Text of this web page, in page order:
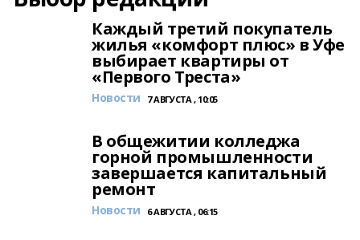
Каждый третий покупатель
жилья «комфорт плюс» в Уфе
выбирает квартиры от
«Первого Треста»
Новости 7 АВГУСТА , 10:05
В общежитии колледжа
горной промышленности
завершается капитальный
ремонт
Новости 6 АВГУСТА , 06:15